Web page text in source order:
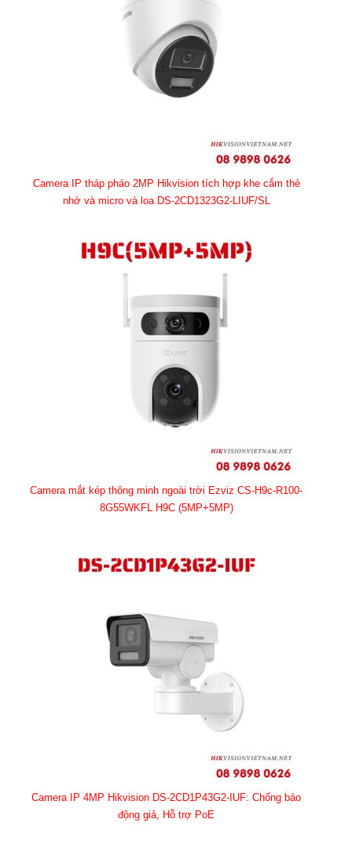
Camera IP tháp pháo 2MP Hikvision tích hợp khe cắm thẻ
nhớ và micro và loa DS-2CD1323G2-LIUF/SL
Camera mắt kép thông minh ngoài trời Ezviz CS-H9c-R100-
8G55WKFL H9C (5MP+5MP)
Camera IP 4MP Hikvision DS-2CD1P43G2-IUF: Chống báo
động giả, Hỗ trợ PoE